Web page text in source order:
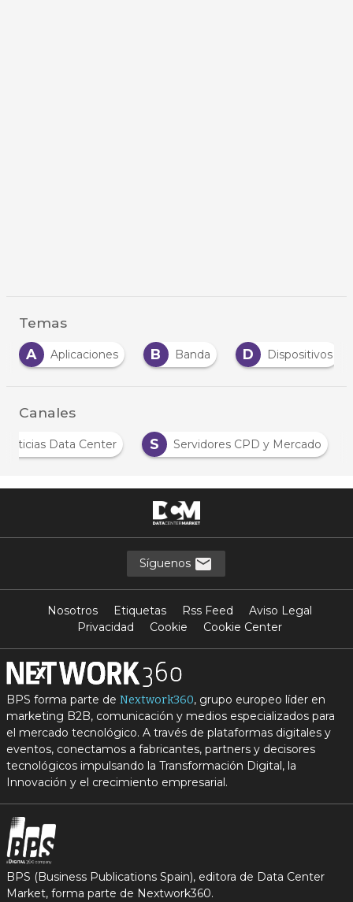
Temas
A
Aplicaciones B Banda D Dispositivos
Canales
Noticias Data Center S Servidores CPD y Mercado
Síguenos
Nosotros Etiquetas Rss Feed
Aviso Legal
Privacidad
Cookie Cookie Center
BPS forma parte de Nextwork360, grupo europeo líder en
marketing B2B, comunicación y medios especializados para
el mercado tecnológico. A través de plataformas digitales y
eventos, conectamos a fabricantes, partners y decisores
tecnológicos impulsando la Transformación Digital, la
Innovación y el crecimiento empresarial.
BPS (Business Publications Spain), editora de Data Center
Market, forma parte de Nextwork360.